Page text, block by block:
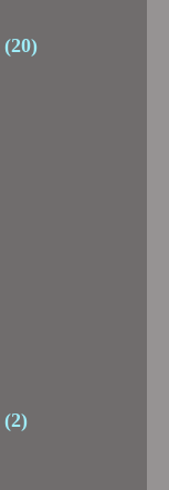
(20)
(2)